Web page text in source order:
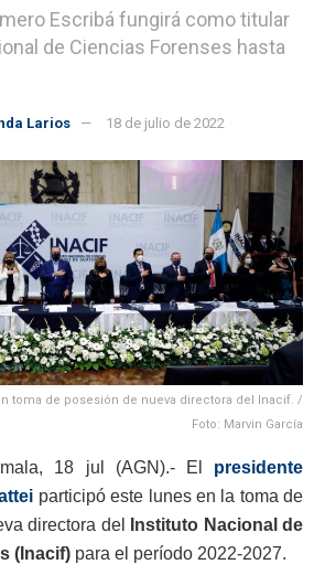
Escribá fungirá como titular
de Ciencias Forenses hasta
Larios 18 de julio de 2022
toma de posesión de nueva directora del Inacif. /
Foto: Marvin García
18 jul (AGN).- El presidente
participó este lunes en la toma de
directora del
Instituto Nacional de
(Inacif) para el período 2022-2027.